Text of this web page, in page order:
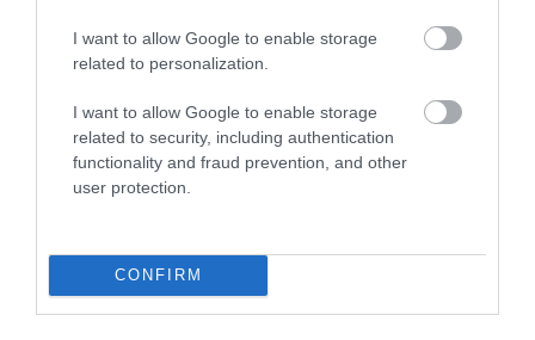
I want to allow Google to enable storage
related to personalization.
I want to allow Google to enable storage
related to security, including authentication
functionality and fraud prevention, and other
user protection.
CONFIRM
legmagasabb fokozatú riadókészültséget léptettük életbe, a vízügyi
ágazat így az azonnali beavatkozásokat és a szükséges